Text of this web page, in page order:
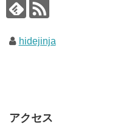
hidejinja
アクセス